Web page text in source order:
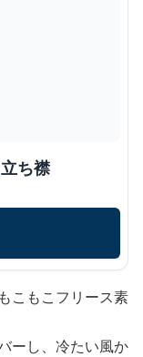
ち襟
こもこフリース素
ーし、冷たい風か